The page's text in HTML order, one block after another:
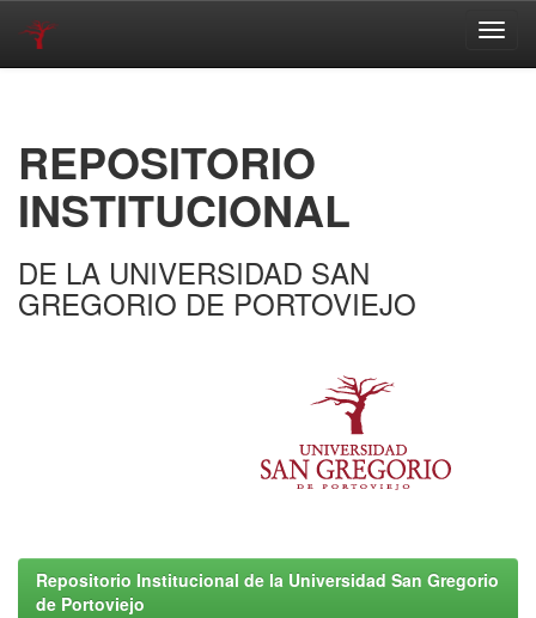
REPOSITORIO
INSTITUCIONAL
DE LA UNIVERSIDAD SAN
GREGORIO DE PORTOVIEJO
Repositorio Institucional de la Universidad San Gregorio
de Portoviejo